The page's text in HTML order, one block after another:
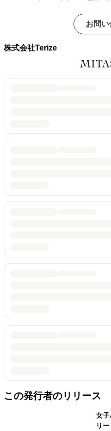
お問
株式会社Terize
この発行者のリリース
女子
リ